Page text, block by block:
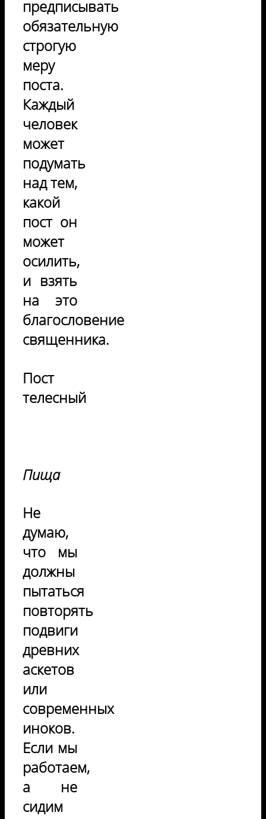
предписывать
обязательную
строгую
меру
поста.
Каждый
человек
может
подумать
над тем,
какой
пост он
может
осилить,
и взять
на это
благословение
священника.
Пост
телесный
Пища
Не
думаю,
что мы
должны
пытаться
повторять
подвиги
древних
аскетов
или
современных
иноков.
Если мы
работаем,
а не
сидим